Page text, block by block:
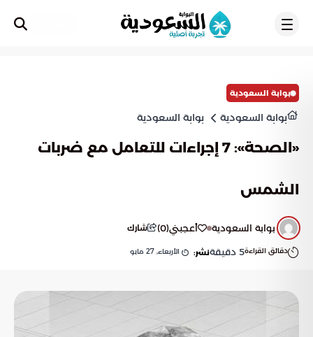
بوابة السعودية
بوابة السعودية بوابة السعودية
«الصحة»: 7 إجراءات للتعامل مع ضربات
الشمس
بوابة السعودية أعجبني(
0
) شارك
دقائق القراءة5 دقيقةنشر: الأربعاء, 27 مايو